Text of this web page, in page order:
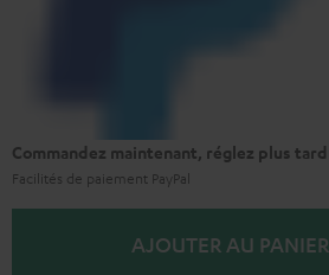
Commandez maintenant, réglez plus tard
Facilités de paiement PayPal
AJOUTER AU PANIER